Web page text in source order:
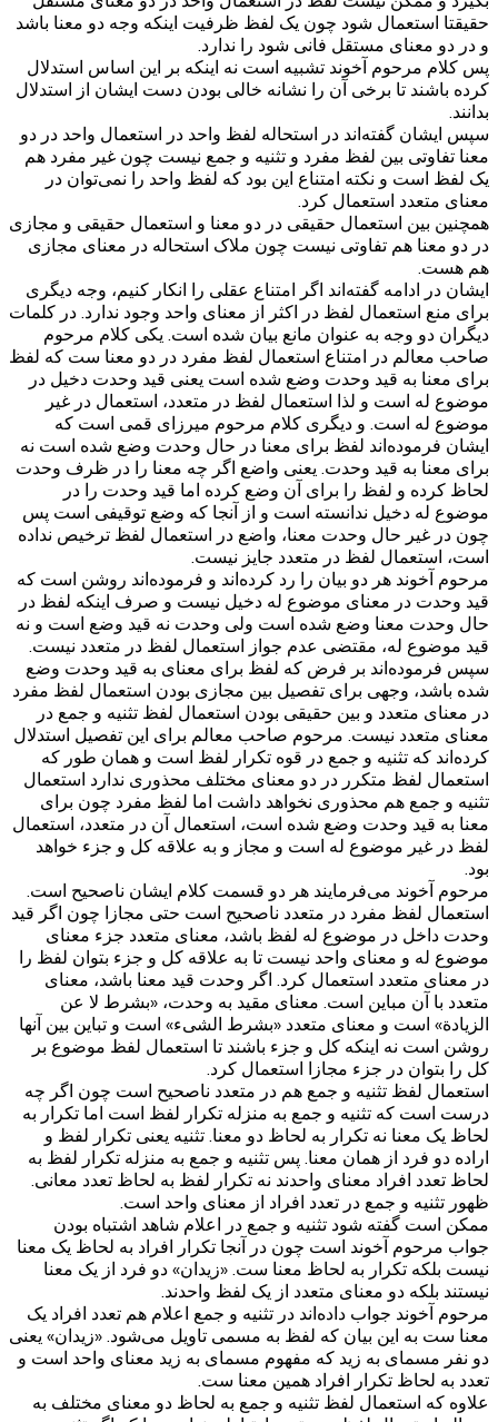
حقیقتا استعمال شود چون یک لفظ ظرفیت اینکه وجه دو معنا باشد
و در دو معنای مستقل فانی شود را ندارد.
پس کلام مرحوم آخوند تشبیه است نه اینکه بر این اساس استدلال
کرده باشند تا برخی آن را نشانه خالی بودن دست ایشان از استدلال
بدانند.
سپس ایشان گفته‌اند در استحاله لفظ واحد در استعمال واحد در دو
معنا تفاوتی بین لفظ مفرد و تثنیه و جمع نیست چون غیر مفرد هم
یک لفظ است و نکته امتناع این بود که لفظ واحد را نمی‌توان در
معنای متعدد استعمال کرد.
همچنین بین استعمال حقیقی در دو معنا و استعمال حقیقی و مجازی
در دو معنا هم تفاوتی نیست چون ملاک استحاله در معنای مجازی
هم هست.
ایشان در ادامه گفته‌اند اگر امتناع عقلی را انکار کنیم، وجه دیگری
برای منع استعمال لفظ در اکثر از معنای واحد وجود ندارد. در کلمات
دیگران دو وجه به عنوان مانع بیان شده است. یکی کلام مرحوم
صاحب معالم در امتناع استعمال لفظ مفرد در دو معنا ست که لفظ
برای معنا به قید وحدت وضع شده است یعنی قید وحدت دخیل در
موضوع له است و لذا استعمال لفظ در متعدد، استعمال در غیر
موضوع له است. و دیگری کلام مرحوم میرزای قمی است که
ایشان فرموده‌اند لفظ برای معنا در حال وحدت وضع شده است نه
برای معنا به قید وحدت. یعنی واضع اگر چه معنا را در ظرف وحدت
لحاظ کرده و لفظ را برای آن وضع کرده اما قید وحدت را در
موضوع له دخیل ندانسته است و از آنجا که وضع توقیفی است پس
چون در غیر حال وحدت معنا، واضع در استعمال لفظ ترخیص نداده
است، استعمال لفظ در متعدد جایز نیست.
مرحوم آخوند هر دو بیان را رد کرده‌اند و فرموده‌اند روشن است که
قید وحدت در معنای موضوع له دخیل نیست و صرف اینکه لفظ در
حال وحدت معنا وضع شده است ولی وحدت نه قید وضع است و نه
قید موضوع له، مقتضی عدم جواز استعمال لفظ در متعدد نیست.
سپس فرموده‌اند بر فرض که لفظ برای معنای به قید وحدت وضع
شده باشد، وجهی برای تفصیل بین مجازی بودن استعمال لفظ مفرد
در معنای متعدد و بین حقیقی بودن استعمال لفظ تثنیه و جمع در
معنای متعدد نیست. مرحوم صاحب معالم برای این تفصیل استدلال
کرده‌اند که تثنیه و جمع در قوه تکرار لفظ است و همان طور که
استعمال لفظ متکرر در دو معنای مختلف محذوری ندارد استعمال
تثنیه و جمع هم محذوری نخواهد داشت اما لفظ مفرد چون برای
معنا به قید وحدت وضع شده است، استعمال آن در متعدد، استعمال
لفظ در غیر موضوع له است و مجاز و به علاقه کل و جزء خواهد
بود.
مرحوم آخوند می‌فرمایند هر دو قسمت کلام ایشان ناصحیح است.
استعمال لفظ مفرد در متعدد ناصحیح است حتی مجازا چون اگر قید
وحدت داخل در موضوع له لفظ باشد، معنای متعدد جزء معنای
موضوع له و معنای واحد نیست تا به علاقه کل و جزء بتوان لفظ را
در معنای متعدد استعمال کرد. اگر وحدت قید معنا باشد، معنای
متعدد با آن مباین است. معنای مقید به وحدت، «بشرط لا عن
الزیادة» است و معنای متعدد «بشرط الشیء» است و تباین بین آنها
روشن است نه اینکه کل و جزء باشند تا استعمال لفظ موضوع بر
کل را بتوان در جزء مجازا استعمال کرد.
استعمال لفظ تثنیه و جمع هم در متعدد ناصحیح است چون اگر چه
درست است که تثنیه و جمع به منزله تکرار لفظ است اما تکرار به
لحاظ یک معنا نه تکرار به لحاظ دو معنا. تثنیه یعنی تکرار لفظ و
اراده دو فرد از همان معنا. پس تثنیه و جمع به منزله تکرار لفظ به
لحاظ تعدد افراد معنای واحدند نه تکرار لفظ به لحاظ تعدد معانی.
ظهور تثنیه و جمع در تعدد افراد از معنای واحد است.
ممکن است گفته شود تثنیه و جمع در اعلام شاهد اشتباه بودن
جواب مرحوم آخوند است چون در آنجا تکرار افراد به لحاظ یک معنا
نیست بلکه تکرار به لحاظ معنا ست. «زیدان» دو فرد از یک معنا
نیستند بلکه دو معنای متعدد از یک لفظ واحدند.
مرحوم آخوند جواب داده‌اند در تثنیه و جمع اعلام هم تعدد افراد یک
معنا ست به این بیان که لفظ به مسمی تاویل می‌‌شود. «زیدان» یعنی
دو نفر مسمای به زید که مفهوم مسمای به زید معنای واحد است و
تعدد به لحاظ تکرار افراد همین معنا ست.
علاوه که استعمال لفظ تثنیه و جمع به لحاظ دو معنای مختلف به